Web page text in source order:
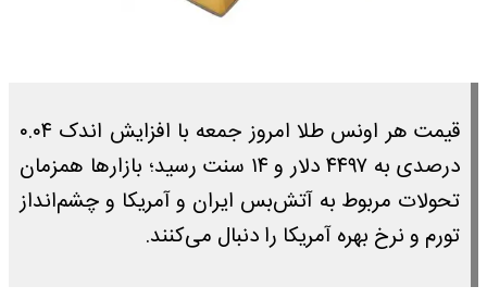
قیمت هر اونس طلا امروز جمعه با افزایش اندک ۰.۰۴
درصدی به ۴۴۹۷ دلار و ۱۴ سنت رسید؛ بازار‌ها همزمان
تحولات مربوط به آتش‌بس ایران و آمریکا و چشم‌انداز
تورم و نرخ بهره آمریکا را دنبال می‌کنند.